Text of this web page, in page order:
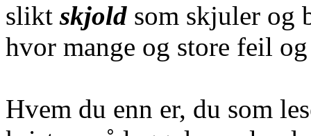
sliktskjold som skjuler og
hvor mange og store feil
Hvem du enn er, du som